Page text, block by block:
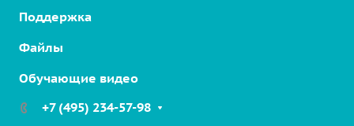
Linkvil беспроводные решения
VoIP шлюзы
Бизнес-конференции
Облачные решения
Интерком на шоссе
Промышленные решения
Медицинские решения
Поддержка
Файлы
Обучающие видео
+7 (495) 234-57-98